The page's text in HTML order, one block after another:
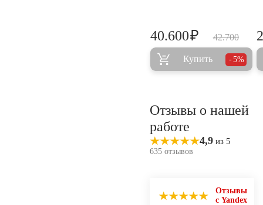
42.700
40.600₽
Купить 5%
Отзывы о нашей
работе
4,9 из 5
635 отзывов
Отзывы
с Yandex